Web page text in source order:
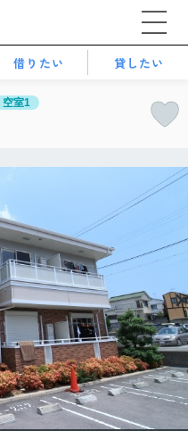
借りたい 貸したい
空室1